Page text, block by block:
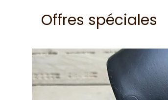
Offres spéciales